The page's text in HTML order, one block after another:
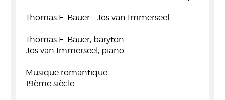
Thomas E. Bauer - Jos van Immerseel
Thomas E. Bauer, baryton
Jos van Immerseel, piano
Musique romantique
19ème siècle